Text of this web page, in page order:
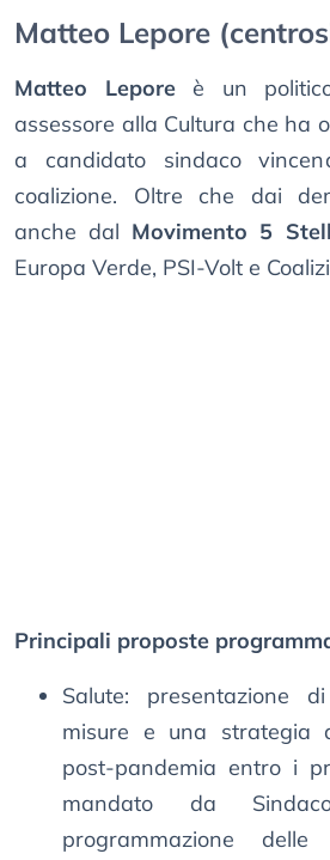
Matteo Lepore
Matteo Leporeè un
assessore alla Cultura che ha
a candidato sindaco
coalizione. Oltre che dai
anche dal Movimento 5
Europa Verde, PSI-Volt e
Principali proposte
Salute: presentazione
misure e una strategia
post-pandemia entro i
mandato da
programmazione